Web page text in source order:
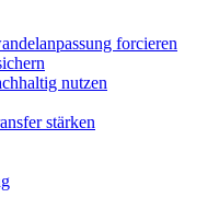
forcieren
nutzen
stärken